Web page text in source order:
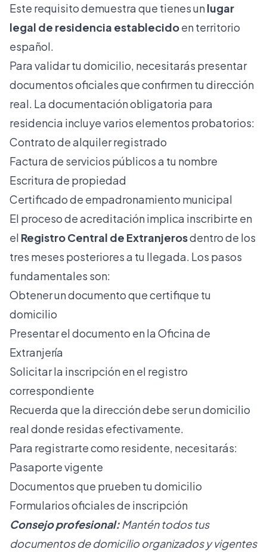
Este requisito demuestra que tienes unlugar
legal de residencia establecidoen territorio
español.
Para validar tu domicilio, necesitarás presentar
documentos oficiales que confirmen tu dirección
real. Ladocumentación obligatoria para
residencia incluye varios elementos probatorios:
Contrato de alquiler registrado
Factura de servicios públicos a tu nombre
Escritura de propiedad
Certificado de empadronamiento municipal
El proceso de acreditación implica inscribirte en
el Registro Central de Extranjerosdentro de los
tres meses posteriores a tu llegada. Los pasos
fundamentales son:
Obtener un documento que certifique tu
domicilio
Presentar el documento en la Oficina de
Extranjería
Solicitar la inscripción en el registro
correspondiente
Recuerda que la dirección debe ser un domicilio
real donde residas efectivamente.
Para registrarte como residente, necesitarás:
Pasaporte vigente
Documentos que prueben tu domicilio
Formularios oficiales de inscripción
Consejo profesional: Mantén todos tus
documentos de domicilio organizados y vigentes